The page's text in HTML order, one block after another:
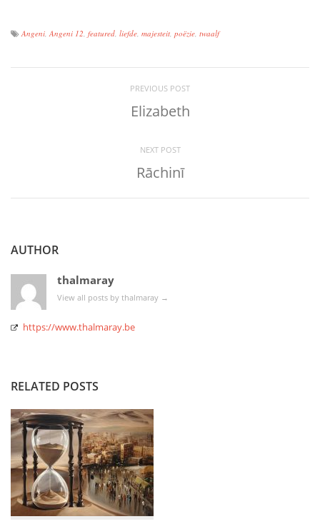
Angeni Angeni 12 featured liefde majesteit poëzie twaalf
PREVIOUS POST
Elizabeth
NEXT POST
Rāchinī
AUTHOR
thalmaray
View all posts by thalmaray →
https://www.thalmaray.be
RELATED POSTS